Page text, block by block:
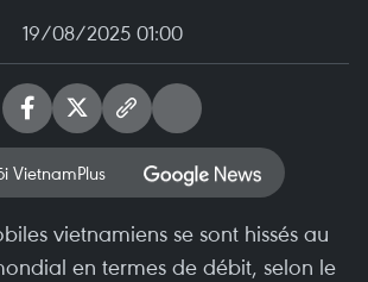
19/08/2025 01:00
VietnamPlus
vietnamiens se sont hissés au
en termes de débit, selon le